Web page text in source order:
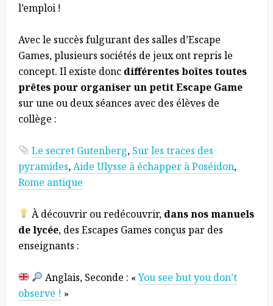
l’emploi !
Avec le succès fulgurant des salles d’Escape
Games, plusieurs sociétés de jeux ont repris le
concept. Il existe donc différentes boîtes toutes
prêtes pour organiser un petit Escape Game
sur une ou deux séances avec des élèves de
collège :
Le secret Gutenberg, Sur les traces des
pyramides,Aide Ulysse à échapper à Poséidon,
Rome antique
À découvrir ou redécouvrir, dans nos manuels
de lycée, des Escapes Games conçus par des
enseignants :
Anglais, Seconde : «You see but you don’t
observe ! »